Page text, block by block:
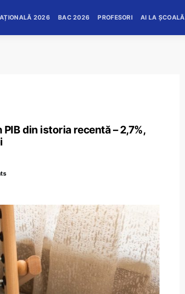
2026 BAC 2026 PROFESORI AI LA ȘCOALĂ
din istoria recentă – 2,7%,